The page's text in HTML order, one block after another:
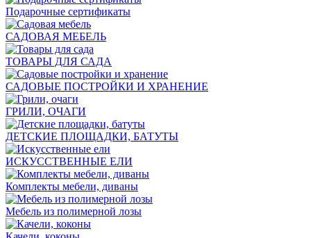
Подарочные сертификаты
САДОВАЯ МЕБЕЛЬ
ТОВАРЫ ДЛЯ САДА
САДОВЫЕ ПОСТРОЙКИ И ХРАНЕНИЕ
ГРИЛИ, ОЧАГИ
ДЕТСКИЕ ПЛОЩАДКИ, БАТУТЫ
ИСКУССТВЕННЫЕ ЕЛИ
Комплекты мебели, диваны
Мебель из полимерной лозы